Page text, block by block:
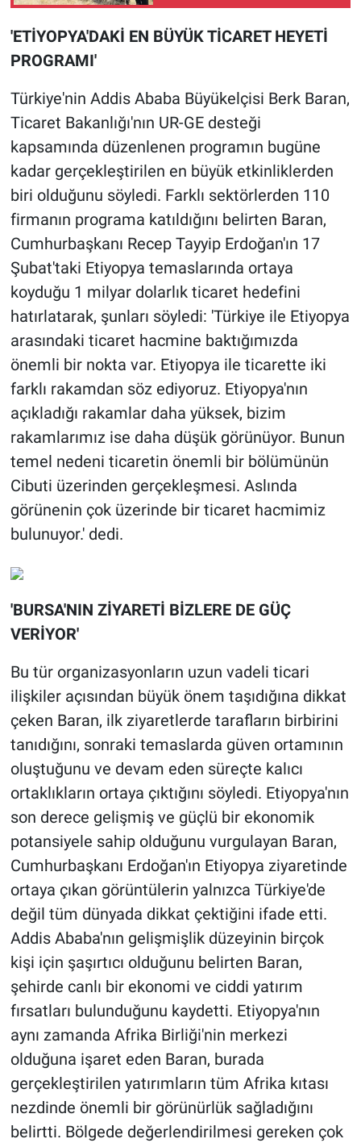
'ETİYOPYA'DAKİ EN BÜYÜK TİCARET HEYETİ
PROGRAMI'
Türkiye'nin Addis Ababa Büyükelçisi Berk Baran,
Ticaret Bakanlığı'nın UR-GE desteği
kapsamında düzenlenen programın bugüne
kadar gerçekleştirilen en büyük etkinliklerden
biri olduğunu söyledi. Farklı sektörlerden 110
firmanın programa katıldığını belirten Baran,
Cumhurbaşkanı Recep Tayyip Erdoğan'ın 17
Şubat'taki Etiyopya temaslarında ortaya
koyduğu 1 milyar dolarlık ticaret hedefini
hatırlatarak, şunları söyledi: 'Türkiye ile Etiyopya
arasındaki ticaret hacmine baktığımızda
önemli bir nokta var. Etiyopya ile ticarette iki
farklı rakamdan söz ediyoruz. Etiyopya'nın
açıkladığı rakamlar daha yüksek, bizim
rakamlarımız ise daha düşük görünüyor. Bunun
temel nedeni ticaretin önemli bir bölümünün
Cibuti üzerinden gerçekleşmesi. Aslında
görünenin çok üzerinde bir ticaret hacmimiz
bulunuyor.' dedi.
'BURSA'NIN ZİYARETİ BİZLERE DE GÜÇ
VERİYOR'
Bu tür organizasyonların uzun vadeli ticari
ilişkiler açısından büyük önem taşıdığına dikkat
çeken Baran, ilk ziyaretlerde tarafların birbirini
tanıdığını, sonraki temaslarda güven ortamının
oluştuğunu ve devam eden süreçte kalıcı
ortaklıkların ortaya çıktığını söyledi. Etiyopya'nın
son derece gelişmiş ve güçlü bir ekonomik
potansiyele sahip olduğunu vurgulayan Baran,
Cumhurbaşkanı Erdoğan'ın Etiyopya ziyaretinde
ortaya çıkan görüntülerin yalnızca Türkiye'de
değil tüm dünyada dikkat çektiğini ifade etti.
Addis Ababa'nın gelişmişlik düzeyinin birçok
kişi için şaşırtıcı olduğunu belirten Baran,
şehirde canlı bir ekonomi ve ciddi yatırım
fırsatları bulunduğunu kaydetti. Etiyopya'nın
aynı zamanda Afrika Birliği'nin merkezi
olduğuna işaret eden Baran, burada
gerçekleştirilen yatırımların tüm Afrika kıtası
nezdinde önemli bir görünürlük sağladığını
belirtti. Bölgede değerlendirilmesi gereken çok